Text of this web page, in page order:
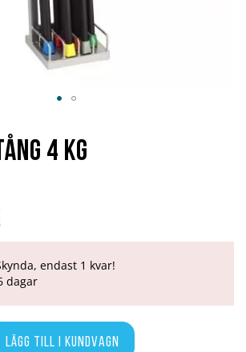
Lägg till i kundvagn
endast 1 kvar!
dagar
4 kg